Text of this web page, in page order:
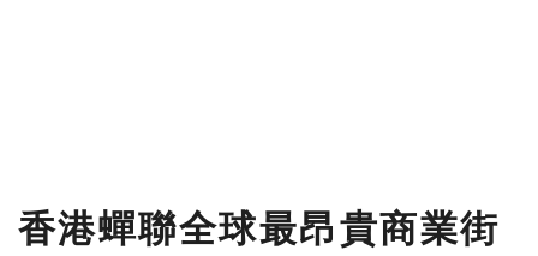
香港蟬聯全球最昂貴商業街